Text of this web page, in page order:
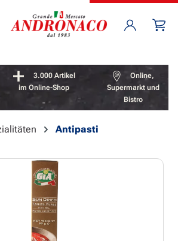
hast 0 Produkte auf dem Merkzettel
3.000 Artikel
im Online-Shop
Online,
Supermarkt und
Bistro
Antipasti